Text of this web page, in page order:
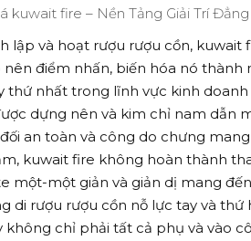
lập và hoạt rượu rượu cồn,
nên điểm nhấn, biến hóa nó
thứ nhất trong lĩnh vực kinh
dựng nên và kim chỉ nam dẫn
an toàn và công do chưng
kuwait fire không hoàn thành
một-một giản và giản dị mang
di rượu rượu cồn nỗ lực tay và
không chỉ phải tất cả phụ và vào